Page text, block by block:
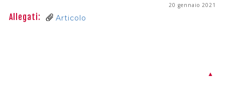
20 gennaio 2021
Allegati: Articolo
▲